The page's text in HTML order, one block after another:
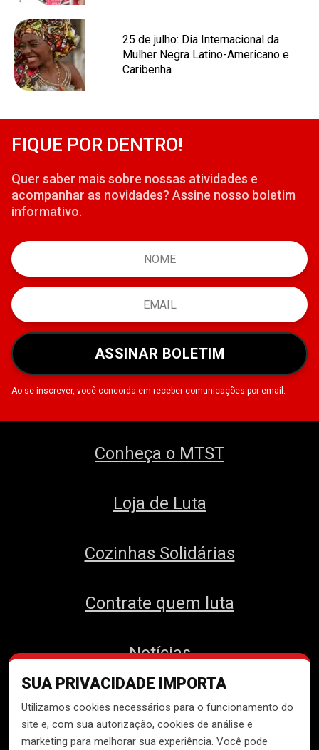
25 de julho: Dia Internacional da
Mulher Negra Latino-Americano e
Caribenha
SUA PRIVACIDADE IMPORTA
Utilizamos cookies necessários para o funcionamento do
site e, com sua autorização, cookies de análise e
marketing para melhorar sua experiência. Você pode
FIQUE POR DENTRO!
Quer saber mais sobre nossas atividades e
acompanhar as novidades? Assine nosso boletim
informativo.
ASSINAR BOLETIM
Ao se inscrever, você concorda em receber comunicações por email.
Conheça o MTST
Loja de Luta
Cozinhas Solidárias
Contrate quem luta
Notícias
Contato